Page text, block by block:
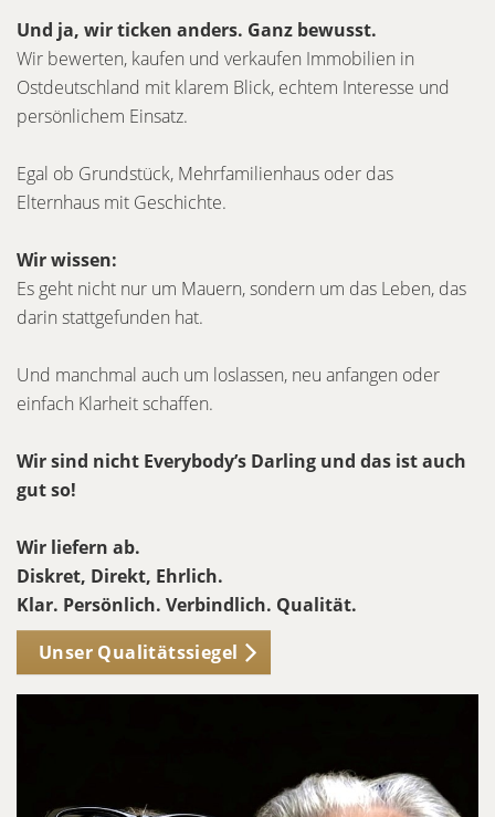
Und ja, wir ticken anders. Ganz bewusst.
Wir bewerten, kaufen und verkaufen Immobilien in
Ostdeutschland mit klarem Blick, echtem Interesse und
persönlichem Einsatz.
Egal ob Grundstück, Mehrfamilienhaus oder das
Elternhaus mit Geschichte.
Wir wissen:
Es geht nicht nur um Mauern, sondern um das Leben, das
darin stattgefunden hat.
Und manchmal auch um loslassen, neu anfangen oder
einfach Klarheit schaffen.
Wir sind nicht Everybody’s Darling und das ist auch
gut so!
Wir liefern ab.
Diskret, Direkt, Ehrlich.
Klar. Persönlich. Verbindlich. Qualität.
Unser Qualitätssiegel